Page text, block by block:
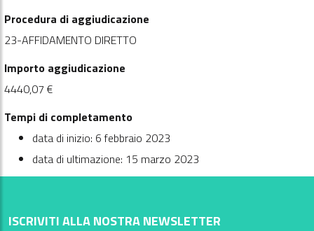
Procedura di aggiudicazione
23-AFFIDAMENTO DIRETTO
Importo aggiudicazione
4440,07 €
Tempi di completamento
data di inizio: 6 febbraio 2023
data di ultimazione: 15 marzo 2023
ISCRIVITI ALLA NOSTRA NEWSLETTER